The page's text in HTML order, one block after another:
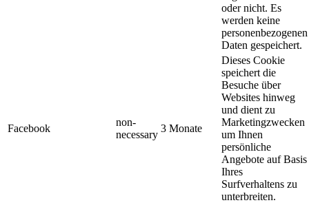
oder nicht. Es
werden keine
personenbezogenen
Daten gespeichert.
Facebook
non-
necessary
3 Monate
Dieses Cookie
speichert die
Besuche über
Websites hinweg
und dient zu
Marketingzwecken
um Ihnen
persönliche
Angebote auf Basis
Ihres
Surfverhaltens zu
unterbreiten.